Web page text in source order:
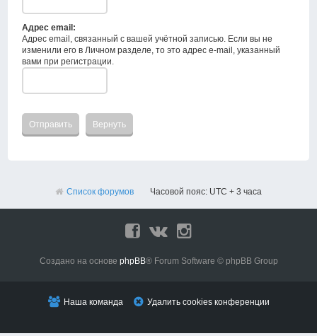
Адрес email:
Адрес email, связанный с вашей учётной записью. Если вы не
изменили его в Личном разделе, то это адрес e-mail, указанный
вами при регистрации.
Список форумов Часовой пояс: UTC + 3 часа
Создано на основе phpBB® Forum Software © phpBB Group
Наша команда Удалить cookies конференции